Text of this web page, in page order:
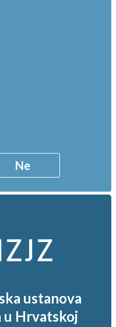
Ne
ustanova
u Hrvatskoj